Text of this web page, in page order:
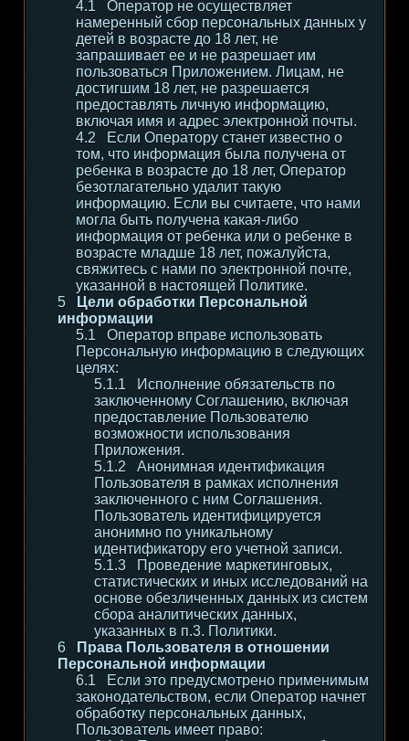
Оператор не осуществляет
намеренный сбор персональных данных у
детей в возрасте до 18 лет, не
запрашивает ее и не разрешает им
пользоваться Приложением. Лицам, не
достигшим 18 лет, не разрешается
предоставлять личную информацию,
включая имя и адрес электронной почты.
Если Оператору станет известно о
том, что информация была получена от
ребенка в возрасте до 18 лет, Оператор
безотлагательно удалит такую
информацию. Если вы считаете, что нами
могла быть получена какая-либо
информация от ребенка или о ребенке в
возрасте младше 18 лет, пожалуйста,
свяжитесь с нами по электронной почте,
указанной в настоящей Политике.
Цели обработки Персональной
информации
Оператор вправе использовать
Персональную информацию в следующих
целях:
Исполнение обязательств по
заключенному Соглашению, включая
предоставление Пользователю
возможности использования
Приложения.
Анонимная идентификация
Пользователя в рамках исполнения
заключенного с ним Соглашения.
Пользователь идентифицируется
анонимно по уникальному
идентификатору его учетной записи.
Проведение маркетинговых,
статистических и иных исследований на
основе обезличенных данных из систем
сбора аналитических данных,
указанных в п.3. Политики.
Права Пользователя в отношении
Персональной информации
Если это предусмотрено применимым
законодательством, если Оператор начнет
обработку персональных данных,
Пользователь имеет право: